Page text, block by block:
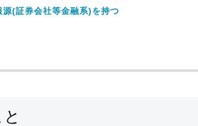
源(証券会社等金融系)を持つ